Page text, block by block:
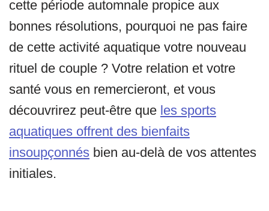
cette période automnale propice aux
bonnes résolutions, pourquoi ne pas faire
de cette activité aquatique votre nouveau
rituel de couple ? Votre relation et votre
santé vous en remercieront, et vous
découvrirez peut-être que les sports
aquatiques offrent des bienfaits
insoupçonnés bien au-delà de vos attentes
initiales.